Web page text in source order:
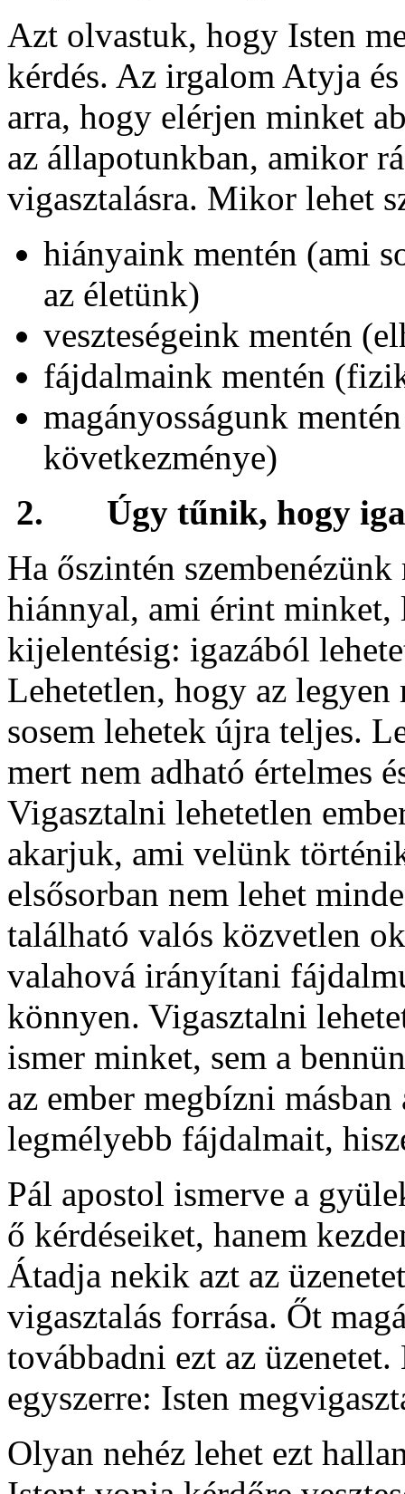
Azt olvastuk, hogy Isten
kérdés. Az irgalom Atyja
arra, hogy elérjen minket
az állapotunkban, amikor
vigasztalásra. Mikor lehet
hiányaink mentén (ami
az életünk)
veszteségeink mentén
fájdalmaink mentén
magányosságunk
következménye)
2. Úgy tűnik, hogy
Ha őszintén
hiánnyal, ami érint
kijelentésig: igazából
Lehetetlen, hogy az
sosem lehetek újra teljes.
mert nem adható értelmes
Vigasztalni lehetetlen
akarjuk, ami velünk
elsősorban nem lehet
található valós közvetlen
valahová irányítani
könnyen. Vigasztalni
ismer minket, sem a
az ember megbízni
legmélyebb fájdalmait,
Pál apostol ismerve a
ő kérdéseiket, hanem
Átadja nekik azt az
vigasztalás forrása. Őt
továbbadni ezt az
egyszerre: Isten
Olyan nehéz lehet ezt